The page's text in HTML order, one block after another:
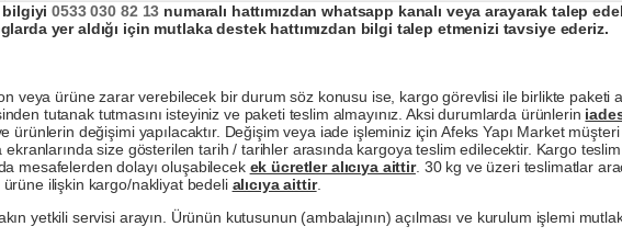
bilgiyi0533 030 82 13 numaralı hattımızdan whatsapp kanalı veya arayarak talep
yer aldığı için mutlaka destek hattımızdan bilgi talep etmenizi tavsiye ederiz.
veya ürüne zarar verebilecek bir durum söz konusu ise, kargo görevlisi ile birlikte paketi
tutanak tutmasını isteyiniz ve paketi teslim almayınız. Aksi durumlarda ürünlerin
ürünlerin değişimi yapılacaktır. Değişim veya iade işleminiz için Afeks Yapı Market
size gösterilen tarih / tarihler arasında kargoya teslim edilecektir. Kargo
mesafelerden dolayı oluşabilecek ek ücretler alıcıya aittir. 30 kg ve üzeri teslimatlar
ürüne ilişkin kargo/nakliyat bedeli alıcıya aittir.
yetkili servisi arayın. Ürünün kutusunun (ambalajının) açılması ve kurulum işlemi